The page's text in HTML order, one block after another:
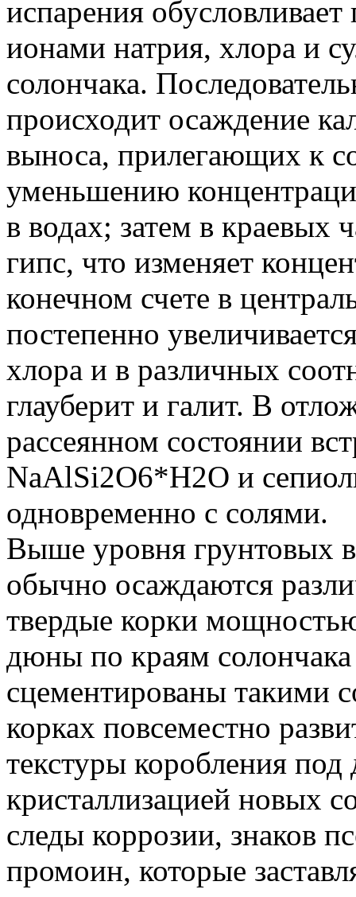
испарения
ионами натрия, хлора и
солончака.
происходит осаждение
выноса, прилегающих к
уменьшению
в водах; затем в краевых
гипс, что изменяет
конечном счете в
постепенно
хлора и в различных
глауберит и галит. В
рассеянном состоянии
NaAlSi2O6*H2O и
одновременно с солями.
Выше уровня грунтовых
обычно осаждаются
твердые корки
дюны по краям
сцементированы такими
корках повсеместно
текстуры коробления
кристаллизацией новых
следы коррозии, знаков
промоин, которые